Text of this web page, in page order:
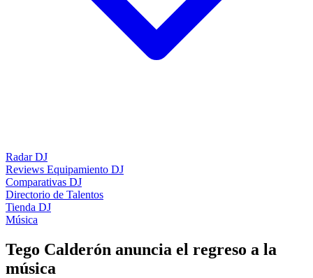
Radar DJ
Reviews Equipamiento DJ
Comparativas DJ
Directorio de Talentos
Tienda DJ
Música
Tego Calderón anuncia el regreso a la
música